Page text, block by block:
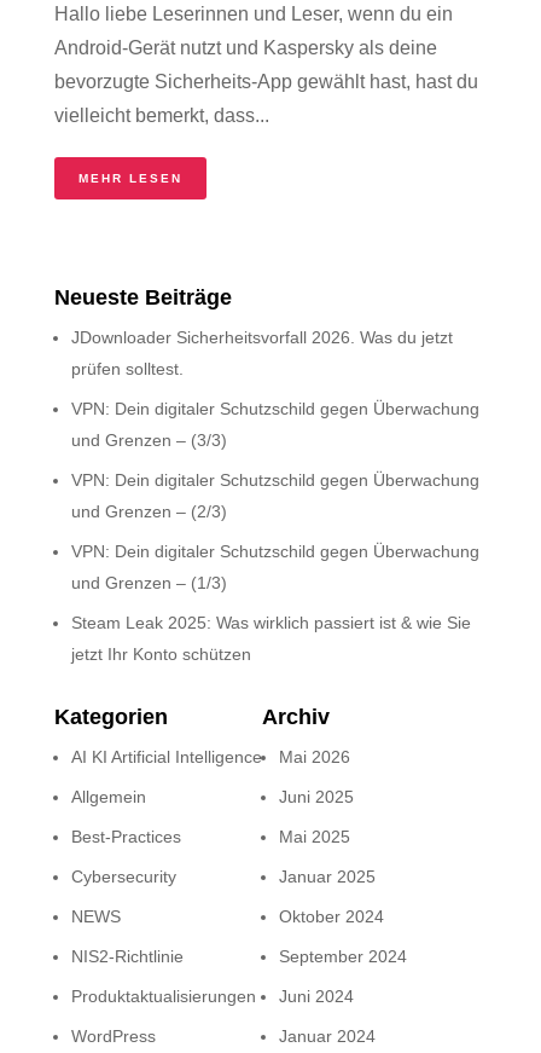
Hallo liebe Leserinnen und Leser, wenn du ein
Android-Gerät nutzt und Kaspersky als deine
bevorzugte Sicherheits-App gewählt hast, hast du
vielleicht bemerkt, dass...
MEHR LESEN
Neueste Beiträge
JDownloader Sicherheitsvorfall 2026. Was du jetzt
prüfen solltest.
VPN: Dein digitaler Schutzschild gegen Überwachung
und Grenzen – (3/3)
VPN: Dein digitaler Schutzschild gegen Überwachung
und Grenzen – (2/3)
VPN: Dein digitaler Schutzschild gegen Überwachung
und Grenzen – (1/3)
Steam Leak 2025: Was wirklich passiert ist & wie Sie
jetzt Ihr Konto schützen
Kategorien
AI KI Artificial Intelligence
Allgemein
Best-Practices
Cybersecurity
NEWS
NIS2-Richtlinie
Produktaktualisierungen
WordPress
Archiv
Mai 2026
Juni 2025
Mai 2025
Januar 2025
Oktober 2024
September 2024
Juni 2024
Januar 2024